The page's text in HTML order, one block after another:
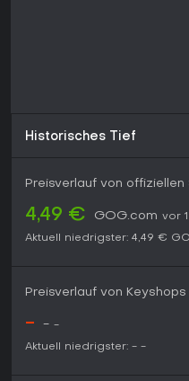
Historisches Tief
Preisverlauf von offiziellen
4,49 € GOG.com vor
Aktuell niedrigster: 4,49 €
Preisverlauf von Keyshops
- - -
Aktuell niedrigster: - -